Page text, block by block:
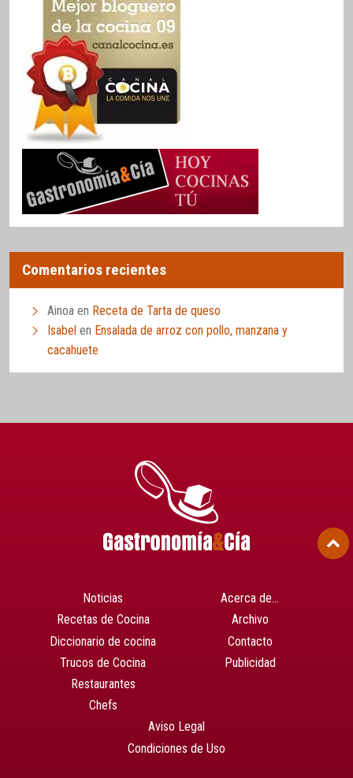
Comentarios recientes
Ainoa en Receta de Tarta de queso
Isabel en Ensalada de arroz con pollo, manzana y
cacahuete
Noticias
Recetas de Cocina
Diccionario de cocina
Trucos de Cocina
Restaurantes
Chefs
Acerca de…
Archivo
Contacto
Publicidad
Aviso Legal
Condiciones de Uso